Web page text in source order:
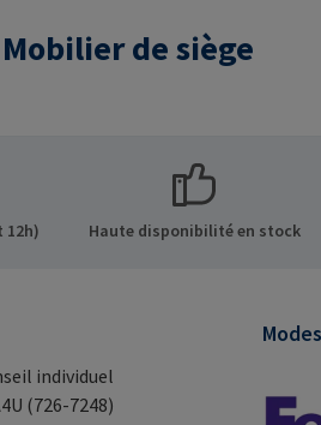
Mobilier de siège
12h) Haute disponibilité en stock
individuel
(726-7248)